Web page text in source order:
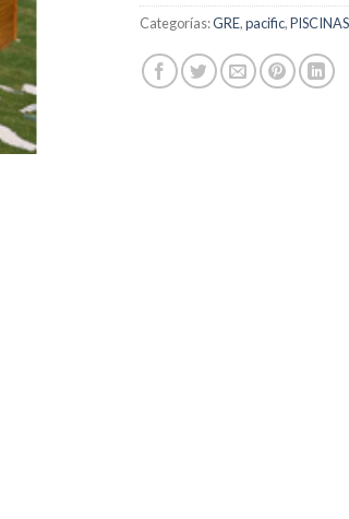
Categorías:GRE,pacific,PISCINAS